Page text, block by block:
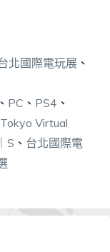
北國際電玩展、
、 PC 、 PS4 、
Tokyo Virtual
S 、 台北國際電